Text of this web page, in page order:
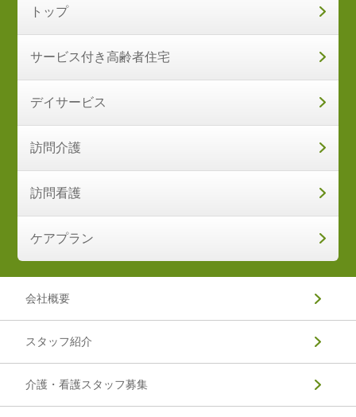
トップ
サービス付き高齢者住宅
デイサービス
訪問介護
訪問看護
ケアプラン
会社概要
スタッフ紹介
介護・看護スタッフ募集